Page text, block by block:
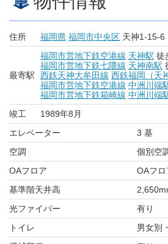
住所 福岡県 福岡市中央区 天神1-15-6
最寄駅
福岡市営地下鉄空港線 天神駅 徒
福岡市営地下鉄七隈線 天神南駅
西鉄天神大牟田線 西鉄福岡（天
福岡市営地下鉄空港線 中洲川端
福岡市営地下鉄箱崎線 中洲川端
竣工
1989年8月
エレベーター
3 基
空調
個別空
OAフロア
OAフロ
基準階天井高
光ファイバー
有り
トイレ
男女別